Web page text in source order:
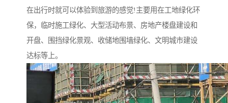
在出行时就可以体验到旅游的感觉!主要用在工地绿化环
保，临时施工绿化、大型活动布景、房地产楼盘建设和
开盘、围挡绿化景观、收储地围墙绿化、文明城市建设
达标等上。